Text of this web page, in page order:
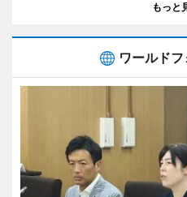
もっと
ワールド